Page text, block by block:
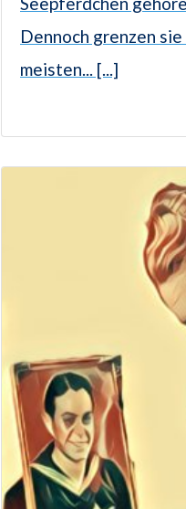
Dennoch grenzen
meisten... [...]